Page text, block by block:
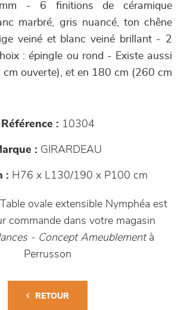
- 6 finitions de céramique
marbré, gris nuancé, ton chêne
veiné et blanc veiné brillant - 2
: épingle ou rond - Existe aussi
ouverte), et en 180 cm (260 cm
Référence : 10304
: GIRARDEAU
: H76 x L130/190 x P100 cm
ovale extensible Nymphéa est
commande dans votre magasin
- Concept Ameublement à
Perrusson
RETOUR